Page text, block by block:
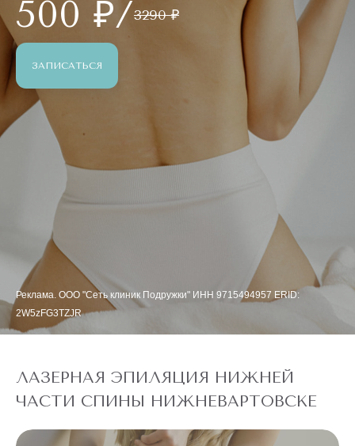
500 ₽/3290 ₽
ЗАПИСАТЬСЯ
Реклама. ООО "Сеть клиник Подружки" ИНН 9715494957 ERID:
2W5zFG3TZJR
ЛАЗЕРНАЯ ЭПИЛЯЦИЯ НИЖНЕЙ
ЧАСТИ СПИНЫ НИЖНЕВАРТОВСКЕ